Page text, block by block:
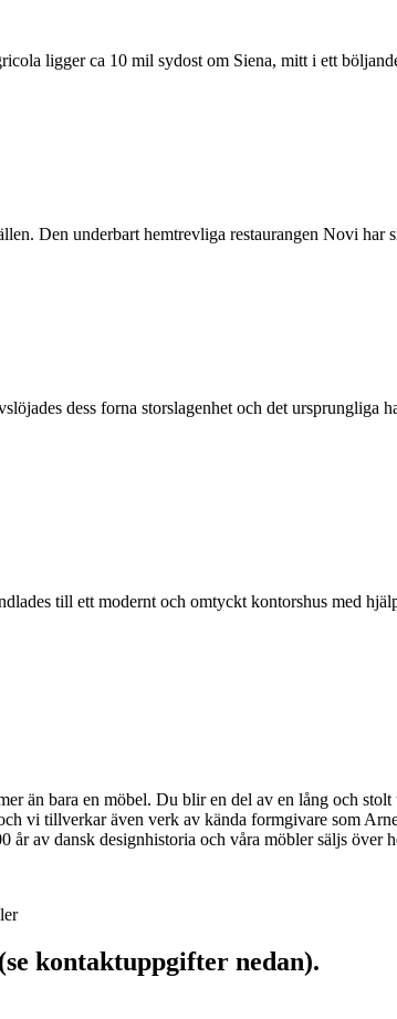
ligger ca 10 mil sydost om Siena, mitt i ett
Den underbart hemtrevliga restaurangen Novi har
dess forna storslagenhet och det
till ett modernt och omtyckt kontorshus med
än bara en möbel. Du blir en del av en lång och
vi tillverkar även verk av kända formgivare som
år av dansk designhistoria och våra möbler säljs över
kontaktuppgifter nedan).